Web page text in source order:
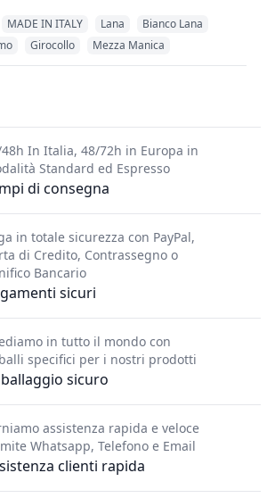
MADE IN ITALY Lana
Bianco Lana
Girocollo Mezza Manica
di consegna
In Italia, 48/72h in Europa in
Standard ed Espresso
sicuri
in totale sicurezza con PayPal,
di Credito, Contrassegno o
Bancario
sicuro
in tutto il mondo con
specifici per i nostri prodotti
clienti rapida
assistenza rapida e veloce
Whatsapp, Telefono e Email